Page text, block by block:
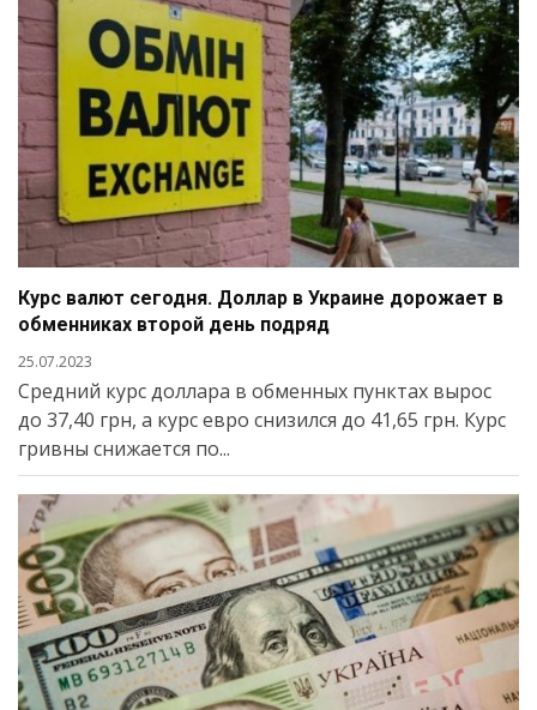
Курс валют сегодня. Доллар в Украине дорожает в
обменниках второй день подряд
25.07.2023
Средний курс доллара в обменных пунктах вырос
до 37,40 грн, а курс евро снизился до 41,65 грн. Курс
гривны снижается по...